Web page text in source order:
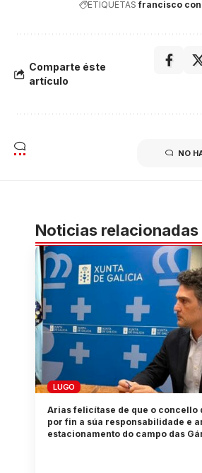
ETIQUETAS francisco
Comparte éste
artículo
NO
Noticias relacionadas
LUGO
Arias felicítase de que o concello
por fin a súa responsabilidade e
estacionamento do campo das